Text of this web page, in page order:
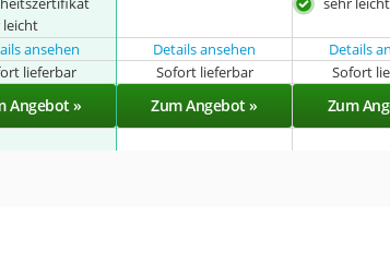
leicht
ansehen Details ansehen Details
lieferbar Sofort lieferbar Sofort
Angebot » Zum Angebot » Zum